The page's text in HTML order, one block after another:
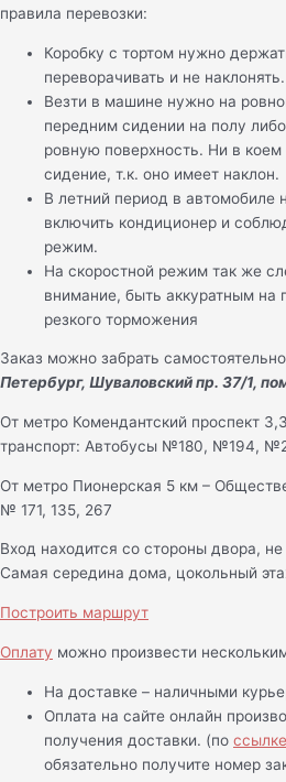
правила перевозки:
Коробку с тортом нужно
переворачивать и не наклонять.
Везти в машине нужно на
передним сидении на полу
ровную поверхность. Ни в коем
сидение, т.к. оно имеет наклон.
В летний период в автомобиле
включить кондиционер и
режим.
На скоростной режим так же
внимание, быть аккуратным на
резкого торможения
Заказ можно забрать
Петербург, Шуваловский пр. 37/1,
От метро Комендантский проспект
транспорт: Автобусы №180, №194,
От метро Пионерская 5 км –
№ 171, 135, 267
Вход находится со стороны двора,
Самая середина дома, цокольный
Построить маршрут
Оплату можно произвести
На доставке – наличными
Оплата на сайте онлайн
получения доставки. (по ссылке
обязательно получите номер